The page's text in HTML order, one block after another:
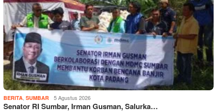
BERITA SUMBAR 5 Agustus 2026
Senator RI Sumbar, Irman Gusman, Salurka…